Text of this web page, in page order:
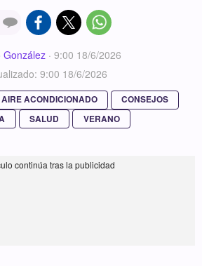
González· 9:00 18/6/2026
9:00 18/6/2026
AIRE ACONDICIONADO
CONSEJOS
SALUD VERANO